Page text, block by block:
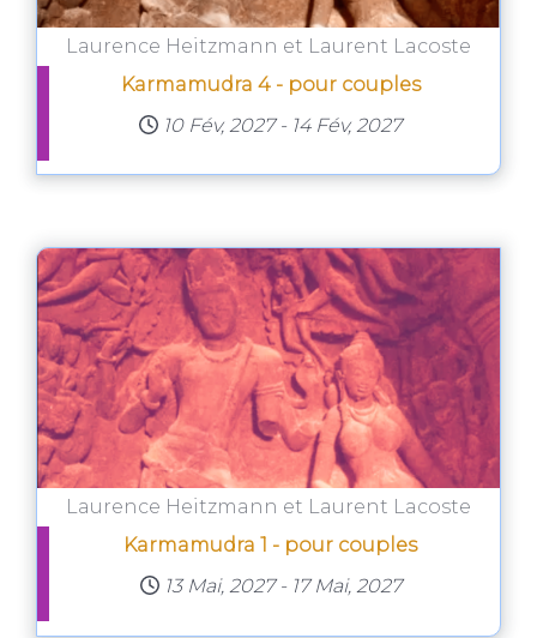
Laurence Heitzmann et Laurent Lacoste
Karmamudra 4 - pour couples
10 Fév, 2027 - 14 Fév, 2027
Laurence Heitzmann et Laurent Lacoste
Karmamudra 1 - pour couples
13 Mai, 2027 - 17 Mai, 2027